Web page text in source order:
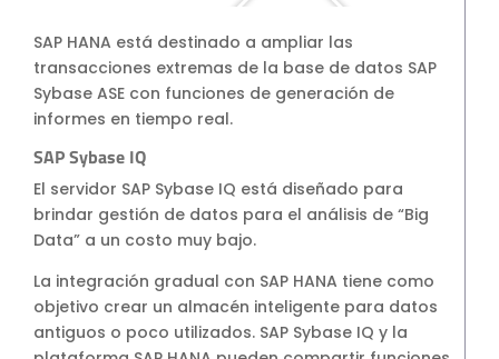
SAP HANA está destinado a ampliar las
transacciones extremas de la base de datos SAP
Sybase ASE con funciones de generación de
informes en tiempo real.
SAP Sybase IQ
El servidor SAP Sybase IQ está diseñado para
brindar gestión de datos para el análisis de “Big
Data” a un costo muy bajo.
La integración gradual con SAP HANA tiene como
objetivo crear un almacén inteligente para datos
antiguos o poco utilizados. SAP Sybase IQ y la